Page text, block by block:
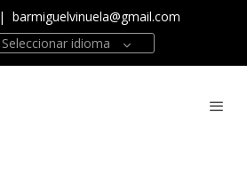
| barmiguelvinuela@gmail.com
Seleccionar idioma